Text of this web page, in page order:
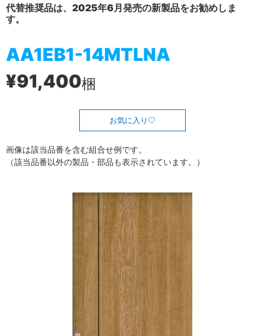
代替推奨品は、2025年6月発売の新製品をお勧めしま
す。
AA1EB1-14MTLNA
¥91,400梱
お気に入り
画像は該当品番を含む組合せ例です。
（該当品番以外の製品・部品も表示されています。）